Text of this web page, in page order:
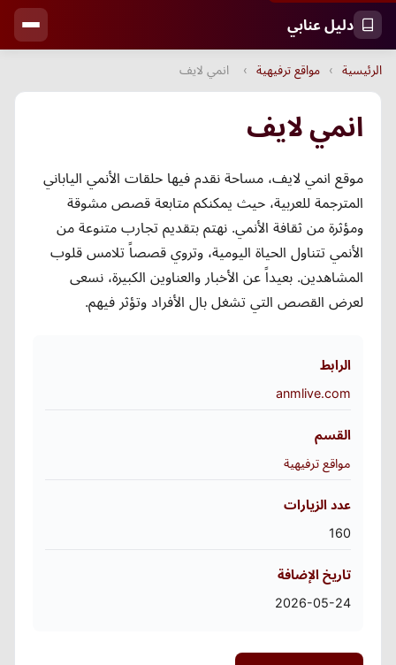
دليل عنابي
الرئيسية › مواقع ترفيهية › انمي لايف
انمي لايف
موقع انمي لايف، مساحة نقدم فيها حلقات الأنمي الياباني
المترجمة للعربية، حيث يمكنكم متابعة قصص مشوقة
ومؤثرة من ثقافة الأنمي. نهتم بتقديم تجارب متنوعة من
الأنمي تتناول الحياة اليومية، وتروي قصصاً تلامس قلوب
المشاهدين. بعيداً عن الأخبار والعناوين الكبيرة، نسعى
لعرض القصص التي تشغل بال الأفراد وتؤثر فيهم.
الرابط
anmlive.com
القسم
مواقع ترفيهية
عدد الزيارات
160
تاريخ الإضافة
2026-05-24